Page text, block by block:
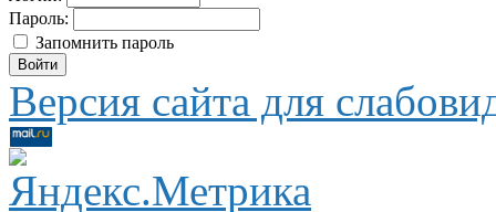
Пароль:
Запомнить пароль
Версия сайта для